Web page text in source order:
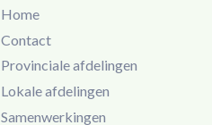
Home
Contact
Provinciale afdelingen
Lokale afdelingen
Samenwerkingen